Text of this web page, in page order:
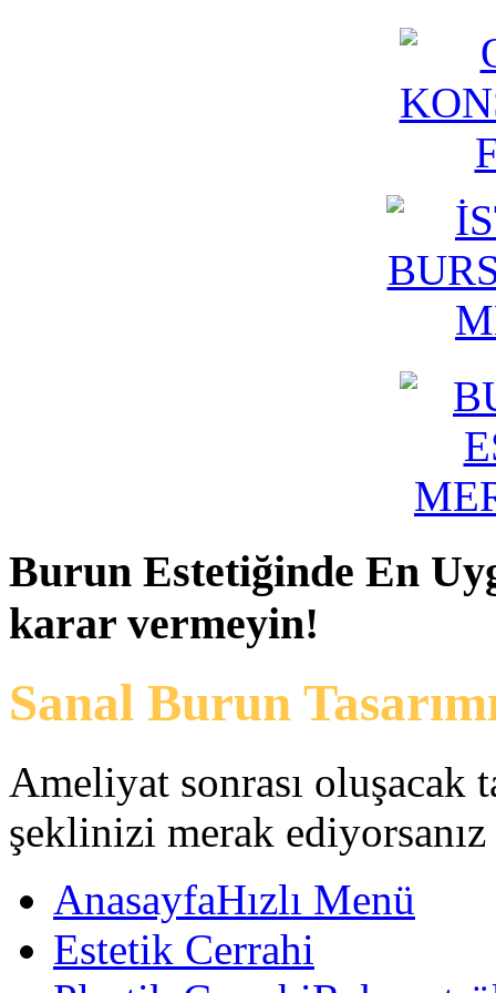
Burun Estetiğinde En
karar vermeyin!
Sanal Burun
Ameliyat sonrası oluşacak
şeklinizi merak
AnasayfaHızlı Menü
Estetik Cerrahi